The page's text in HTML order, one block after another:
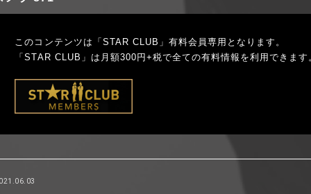
このコンテンツは「STAR CLUB」有料会員専用となります。
「STAR CLUB」は月額300円+税で全ての有料情報を利用できます